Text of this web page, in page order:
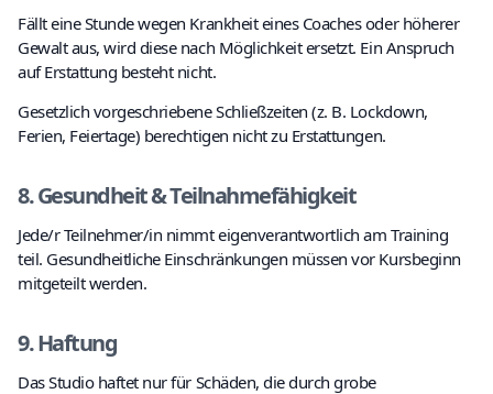
Fällt eine Stunde wegen Krankheit eines Coaches oder höherer
Gewalt aus, wird diese nach Möglichkeit ersetzt. Ein Anspruch
auf Erstattung besteht nicht.
Gesetzlich vorgeschriebene Schließzeiten (z. B. Lockdown,
Ferien, Feiertage) berechtigen nicht zu Erstattungen.
8. Gesundheit & Teilnahmefähigkeit
Jede/r Teilnehmer/in nimmt eigenverantwortlich am Training
teil. Gesundheitliche Einschränkungen müssen vor Kursbeginn
mitgeteilt werden.
9. Haftung
Das Studio haftet nur für Schäden, die durch grobe